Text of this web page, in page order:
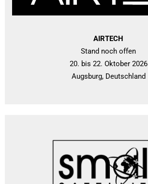
AIRTECH
Stand noch offen
20. bis 22. Oktober 2026
Augsburg, Deutschland